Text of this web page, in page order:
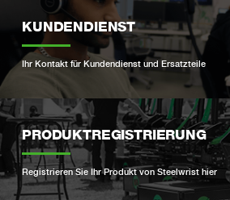
KUNDENDIENST
Ihr Kontakt für Kundendienst und Ersatzteile
PRODUKTREGISTRIERUNG
Registrieren Sie Ihr Produkt von Steelwrist hier